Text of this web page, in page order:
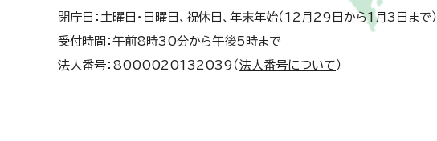
閉庁日：土曜日・日曜日、祝休日、年末年始（12月29日から1月3日まで）
受付時間：午前8時30分から午後5時まで
法人番号：8000020132039（ 法人番号について ）